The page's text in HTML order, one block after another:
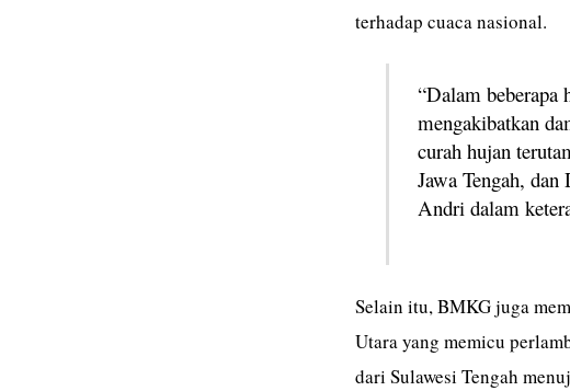
terhadap cuaca nasional.
“Dalam beberapa
mengakibatkan
curah hujan
Jawa Tengah,
Andri dalam
Selain itu, BMKG juga
Utara yang memicu
dari Sulawesi Tengah